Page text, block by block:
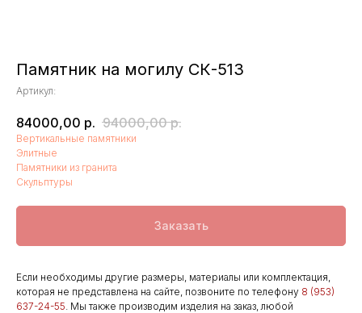
Памятник на могилу СК-513
Артикул:
84000,00 р. 94000,00 р.
Вертикальные памятники
Элитные
Памятники из гранита
Скульптуры
Заказать
Если необходимы другие размеры, материалы или комплектация,
которая не представлена на сайте, позвоните по телефону 8 (953)
637-24-55 . Мы также производим изделия на заказ, любой